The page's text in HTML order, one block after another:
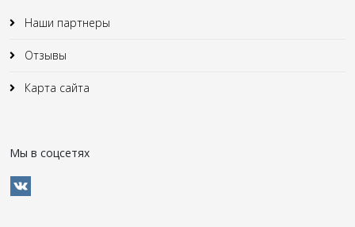
Наши партнеры
Отзывы
Карта сайта
Мы в соцсетях